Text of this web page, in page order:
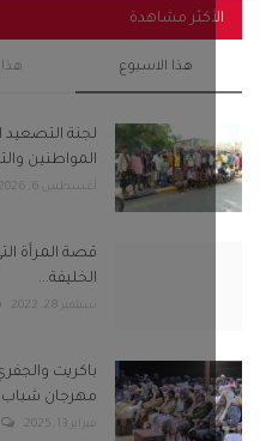
مشاهدة
هذا الاسبوع هذا الشهر
لجنة التصعيد
المواطنين والتجار...
أغسطس 6, 2026 0
قصة المرأة التي
الخليفة...
0
باكريت والجفري وبن
مهرجان شباب...
فبراير 13, 2025 0